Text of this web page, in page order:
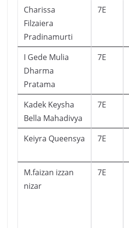
Charissa
Filzaiera
Pradinamurti
7E
I Gede Mulia
Dharma
Pratama
7E
Kadek Keysha
Bella Mahadivya
7E
Keiyra Queensya 7E
M.faizan izzan
nizar
7E